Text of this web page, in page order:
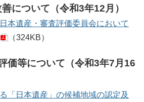
について（令和3年12月）
本遺産・審査評価委員会において
（324KB）
価等について（令和3年7月16
「日本遺産」の候補地域の認定及